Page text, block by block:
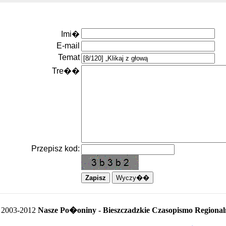
Imi�
E-mail
Temat
Tre��
Przepisz kod:
2012 Nasze Po�oniny - Bieszczadzkie Czasopismo